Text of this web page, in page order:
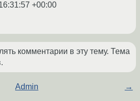
+00:00
комментарии в эту тему. Тема
Admin →